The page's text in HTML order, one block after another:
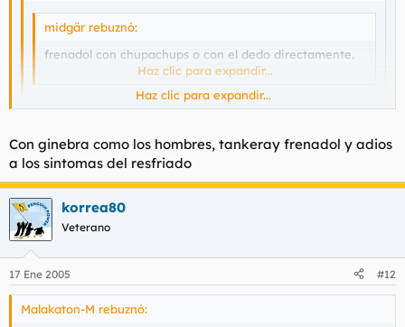
midgär rebuznó:
frenadol con chupachups o con el dedo directamente.
con agua pierde mucho.Haz clic para expandir...
Arguiñano-boticario.
No podeis tomar las cosas como la gente normal , los
sobres con agua, el jarabe con su cucharilla como ponen en
el prospecto?
No
Haz clic para expandir...
Con ginebra como los hombres, tankeray frenadol y adios
a los sintomas del resfriado
korrea80
Veterano
17 Ene 2005 #12
Malakaton-M rebuznó: